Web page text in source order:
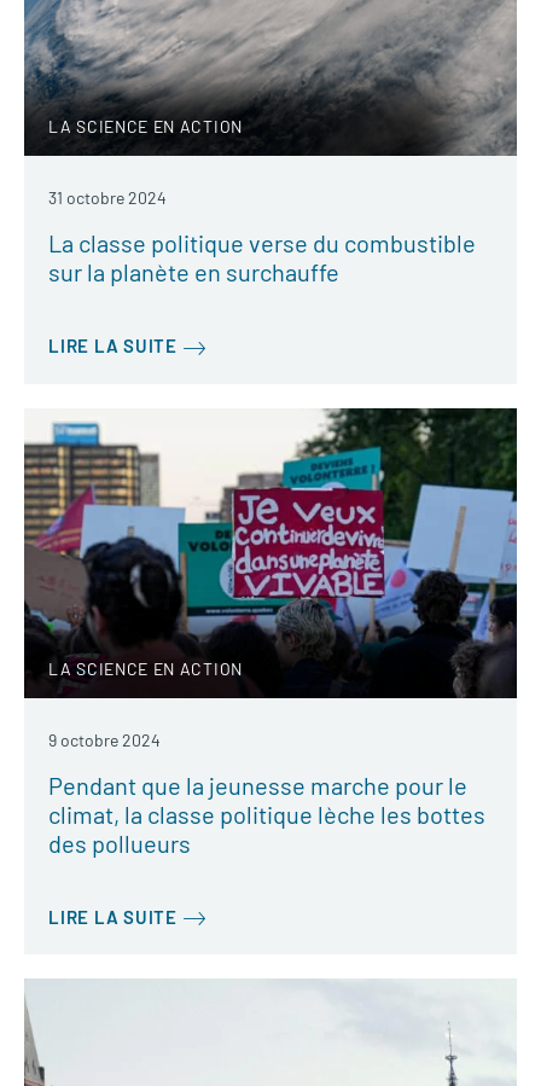
LA SCIENCE EN ACTION
31 octobre 2024
La classe politique verse du combustible
sur la planète en surchauffe
LIRE LA SUITE
LA SCIENCE EN ACTION
9 octobre 2024
Pendant que la jeunesse marche pour le
climat, la classe politique lèche les bottes
des pollueurs
LIRE LA SUITE